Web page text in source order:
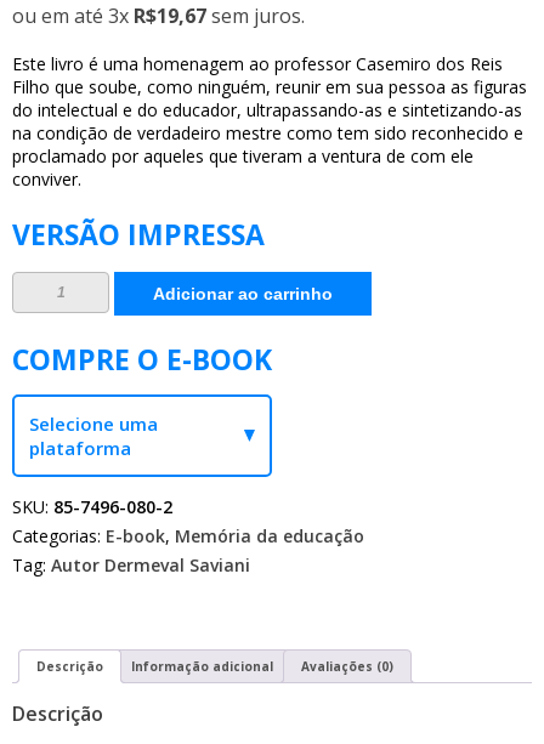
ou em até 3x R$19,67sem juros.
Este livro é uma homenagem ao professor Casemiro dos Reis
Filho que soube, como ninguém, reunir em sua pessoa as figuras
do intelectual e do educador, ultrapassando-as e sintetizando-as
na condição de verdadeiro mestre como tem sido reconhecido e
proclamado por aqueles que tiveram a ventura de com ele
conviver.
VERSÃO IMPRESSA
Intelectual
educador
mestre
Adicionar ao carrinho
COMPRE O E-BOOK
Selecione uma
plataforma
SKU: 85-7496-080-2
Categorias: E-book, Memória da educação
Tag: Autor Dermeval Saviani
Descrição Informação adicional Avaliações (0)
Descrição